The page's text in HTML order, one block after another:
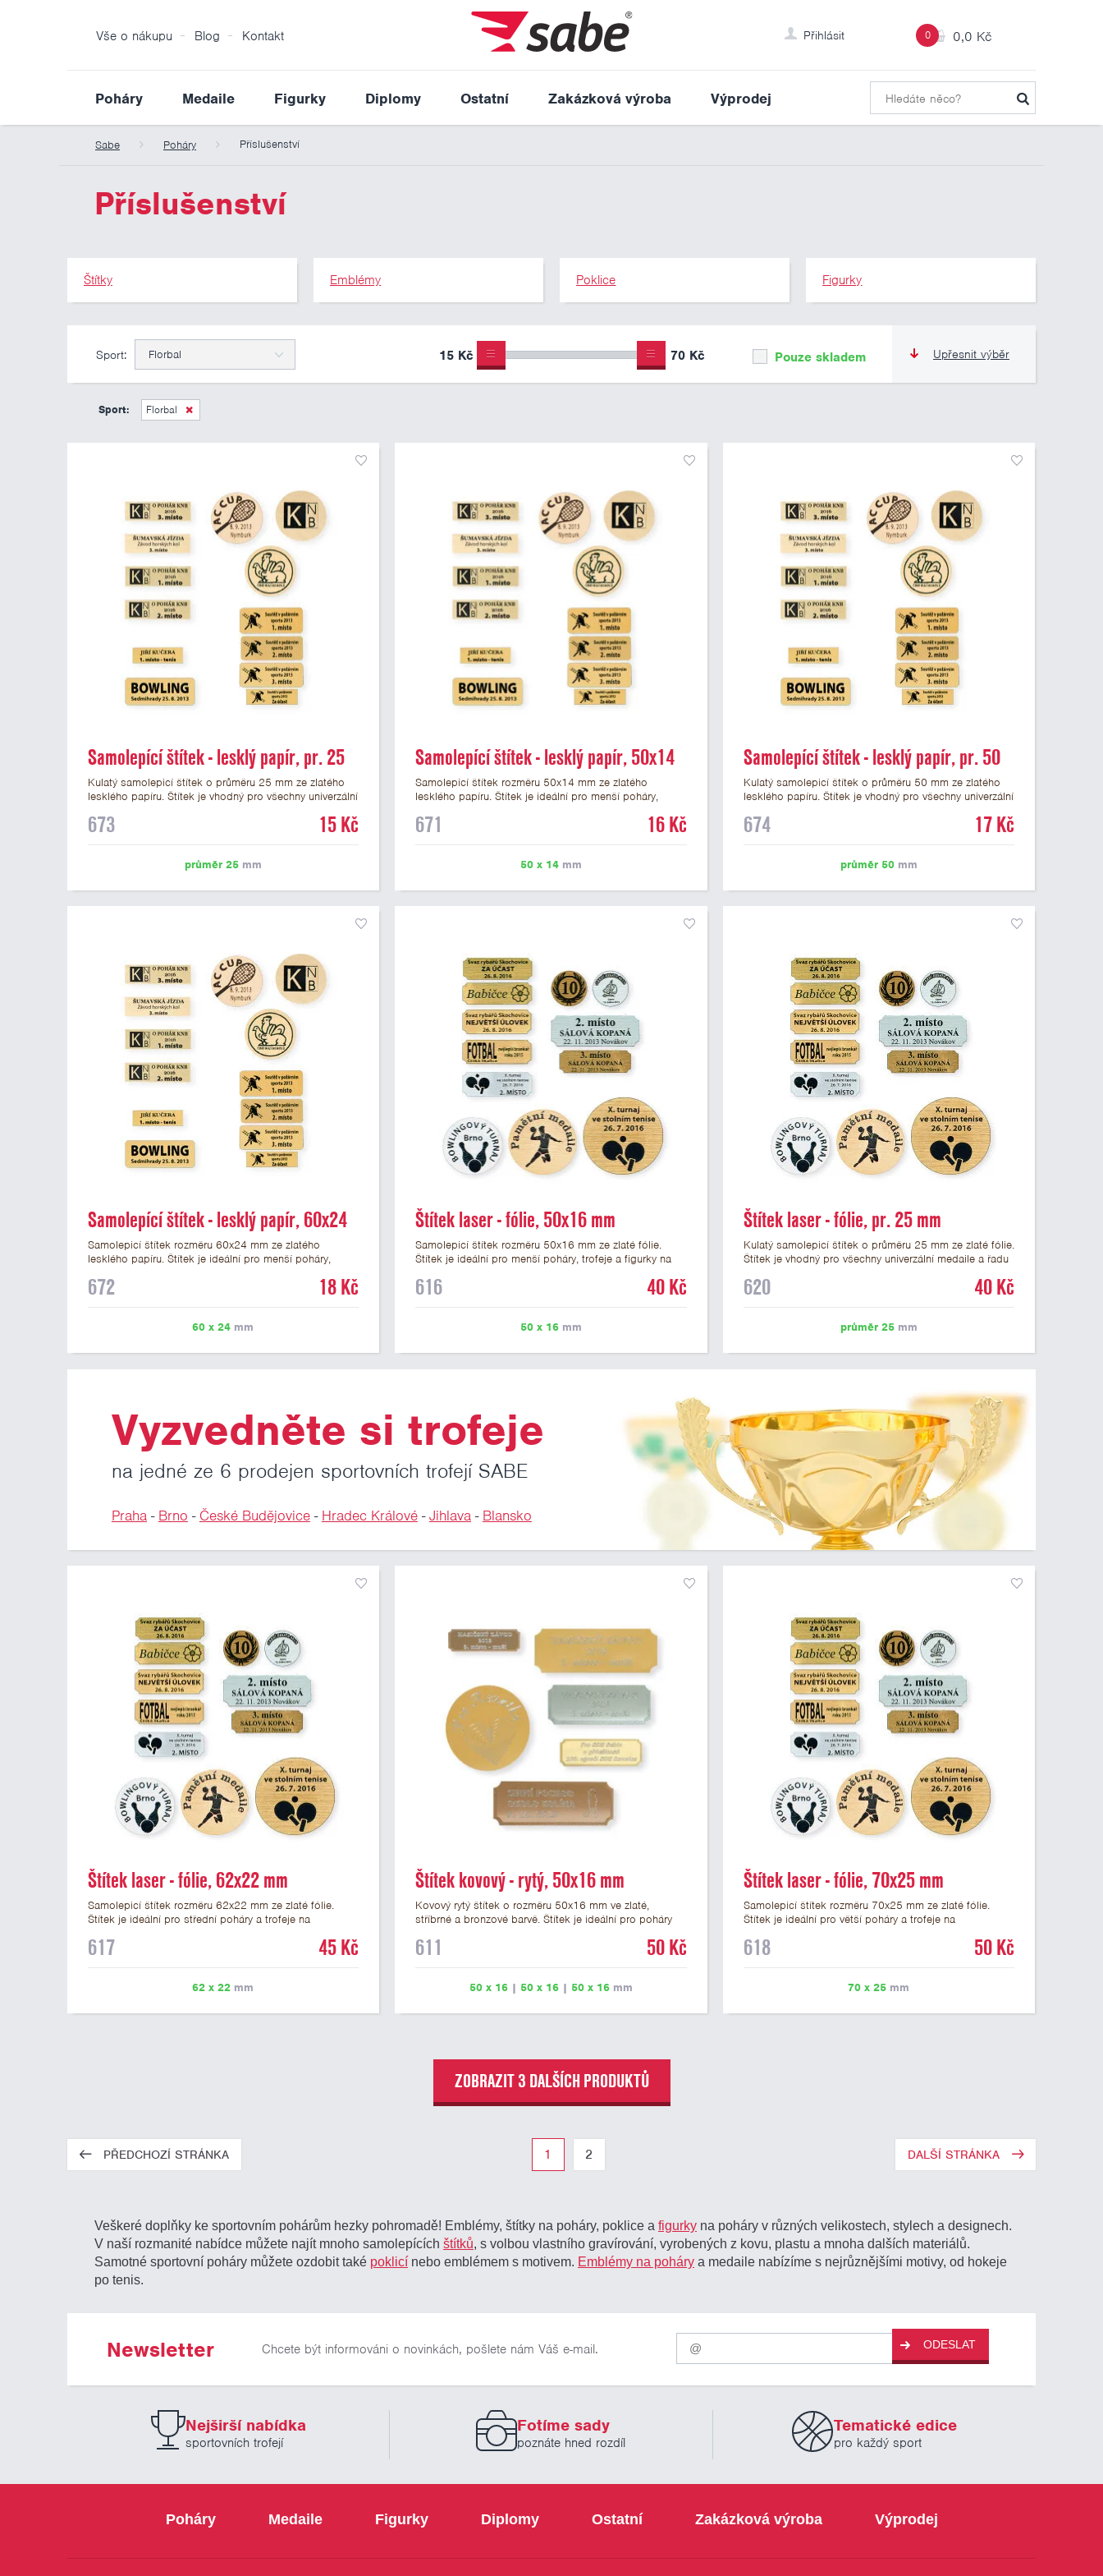
0 0,0 Kč
Přihlásit
Vše o nákupu Blog Kontakt
Poháry Medaile Figurky Diplomy Ostatní Zakázková výroba Výprodej
Sabe Poháry Příslušenství
Příslušenství
Štítky Emblémy Poklice Figurky
Upřesnit výběr
Sport: Florbal Pouze skladem
15 Kč 70 Kč
Sport: Florbal
Samolepící štítek - lesklý papír, pr. 25
mm
Kulatý samolepicí štítek o průměru 25 mm ze zlatého
lesklého papíru. Štítek je vhodný pro všechny univerzální
emblém o průměru 25 mm. Na štítek je možné
přiložit v prvním kroku objednávky.
673 15 Kč
průměr 25mm
Samolepící štítek - lesklý papír, 50x14
mm
Samolepicí štítek rozměru 50x14 mm ze zlatého
lesklého papíru. Štítek je ideální pro menší poháry,
možné vytisknout libovolné logo nebo text. U textu
pro výrobu štítku je možné přiložit v prvním kroku
671 16 Kč
50 x 14mm
Samolepící štítek - lesklý papír, pr. 50
mm
Kulatý samolepicí štítek o průměru 50 mm ze zlatého
lesklého papíru. Štítek je vhodný pro všechny univerzální
emblém o průměru 50 mm. Na štítek je možné
přiložit v prvním kroku objednávky.
674 17 Kč
průměr 50mm
Samolepící štítek - lesklý papír, 60x24
mm
Samolepicí štítek rozměru 60x24 mm ze zlatého
lesklého papíru. Štítek je ideální pro menší poháry,
možné vytisknout libovolné logo nebo text. Potisk štítku
a případné další podklady pro výrobu štítku je možné
672 18 Kč
60 x 24 mm
Štítek laser - fólie, 50x16 mm
Samolepicí štítek rozměru 50x16 mm ze zlaté fólie.
Štítek je ideální pro menší poháry, trofeje a figurky na
vypálit libovolné logo nebo text. U textu doporučujeme
případné další podklady pro výrobu štítku je možné
616 40 Kč
50 x 16mm
Štítek laser - fólie, pr. 25 mm
Kulatý samolepicí štítek o průměru 25 mm ze zlaté fólie.
Štítek je vhodný pro všechny univerzální medaile a řadu
25 mm. Na štítek je možné laserem vypálit logo nebo
620 40 Kč
průměr 25mm
Vyzvedněte si trofeje
na jedné ze 6 prodejen sportovních trofejí SABE
Praha- Brno - České Budějovice- Hradec Králové-Jihlava- Blansko
Štítek laser - fólie, 62x22 mm
Samolepicí štítek rozměru 62x22 mm ze zlaté fólie.
Štítek je ideální pro střední poháry a trofeje na
vypálit libovolné logo nebo text. U textu doporučujeme
případné další podklady pro výrobu štítku je možné
617 45 Kč
62 x 22 mm
Štítek kovový - rytý, 50x16 mm
Kovový rytý štítek o rozměru 50x16 mm ve zlaté,
stříbrné a bronzové barvě. Štítek je ideální pro poháry
možné vyrýt logo nebo text. U textu doporučujeme
další podklady pro výrobu štítku je možné přiložit v
611 50 Kč
50 x 16| 50 x 16| 50 x 16mm
Štítek laser - fólie, 70x25 mm
Samolepicí štítek rozměru 70x25 mm ze zlaté fólie.
Štítek je ideální pro větší poháry a trofeje na
vypálit libovolné logo nebo text. U textu doporučujeme
případné další podklady pro výrobu štítku je možné
618 50 Kč
70 x 25 mm
ZOBRAZIT 3 DALŠÍCH PRODUKTŮ
PŘEDCHOZÍ STRÁNKA 1 2 DALŠÍ STRÁNKA
Veškeré doplňky ke sportovním pohárům hezky pohromadě! Emblémy, štítky na poháry, poklice a figurkyna poháry v různých velikostech, stylech a designech.
V naší rozmanité nabídce můžete najít mnoho samolepících štítků, s volbou vlastního gravírování, vyrobených z kovu, plastu a mnoha dalších materiálů.
Samotné sportovní poháry můžete ozdobit také poklicínebo emblémem s motivem. Emblémy na pohárya medaile nabízíme s nejrůznějšími motivy, od hokeje
po tenis.
Newsletter Chcete být informováni o novinkách, pošlete nám Váš e-mail.
Pro
odběr
našich
novinek
ODESLAT
Nejširší nabídka
sportovních trofejí
Fotíme sady
poznáte hned rozdíl
Tematické edice
pro každý sport
Poháry Medaile Figurky Diplomy Ostatní Zakázková výroba Výprodej